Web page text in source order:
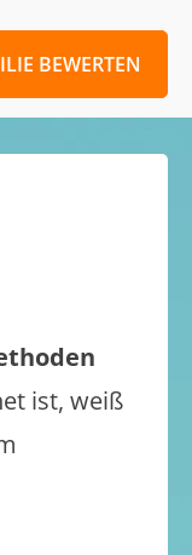
BEWERTEN
ist, weiß